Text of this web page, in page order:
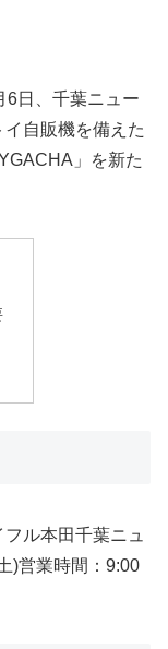
6日、千葉ニュー
自販機を備えた
」を新た
ル本田千葉ニュ
)営業時間：9:00